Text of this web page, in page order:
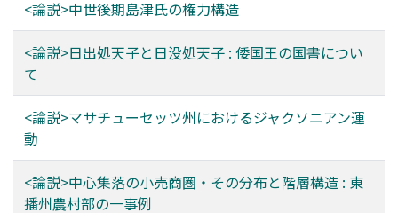
<論説>中世後期島津氏の権力構造
<論説>日出処天子と日没処天子 : 倭国王の国書につい
て
<論説>マサチューセッツ州におけるジャクソニアン運
動
<論説>中心集落の小売商圏・その分布と階層構造 : 東
播州農村部の一事例